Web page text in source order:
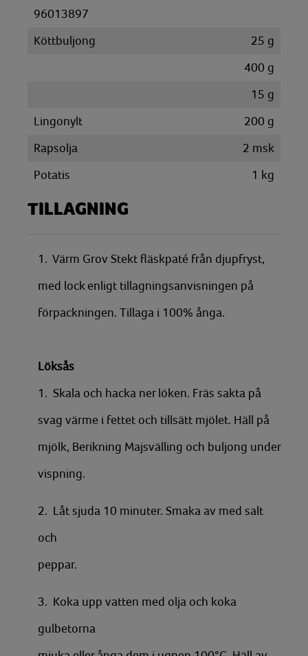
96013897
Köttbuljong 25 g
400 g
15 g
Lingonylt
200 g
Rapsolja
2 msk
Potatis
1 kg
TILLAGNING
1. Värm Grov Stekt fläskpaté från djupfryst,
med lock enligt tillagningsanvisningen på
förpackningen. Tillaga i 100% ånga.
Löksås
1. Skala och hacka ner löken. Fräs sakta på
svag värme i fettet och tillsätt mjölet. Häll på
mjölk, Berikning Majsvälling och buljong under
vispning.
2. Låt sjuda 10 minuter. Smaka av med salt
och
peppar.
3. Koka upp vatten med olja och koka
gulbetorna